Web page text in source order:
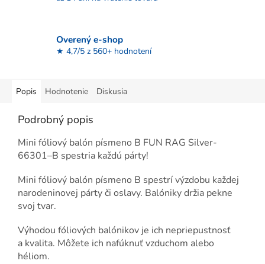
Overený e-shop
★ 4,7/5 z 560+ hodnotení
Popis Hodnotenie Diskusia
Podrobný popis
Mini fóliový balón písmeno B FUN RAG Silver-
66301–B spestria každú párty!
Mini fóliový balón písmeno B spestrí výzdobu každej
narodeninovej párty či oslavy. Balóniky držia pekne
svoj tvar.
Výhodou fóliových balónikov je ich nepriepustnosť
a kvalita. Môžete ich nafúknuť vzduchom alebo
héliom.